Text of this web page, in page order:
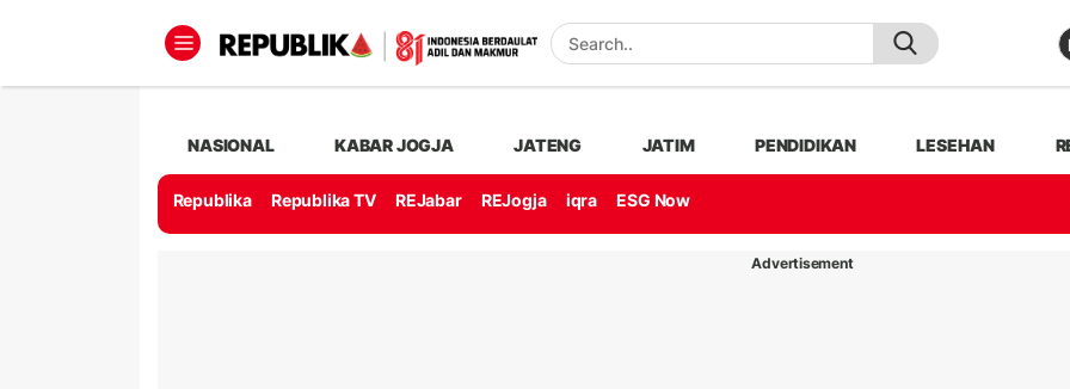
NASIONAL KABAR JOGJA JATENG JATIM PENDIDIKAN LESEHAN
Republika Republika TV REJabar REJogja iqra ESG Now
Advertisement